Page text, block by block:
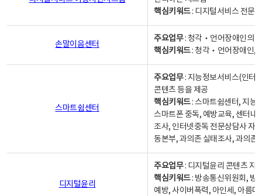
핵심키워드: 디지털서비스 전문
손말이음센터
주요업무: 청각‧언어장애인의
핵심키워드: 청각‧언어장애인,
스마트쉼센터
주요업무: 지능정보서비스(인터
콘텐츠 등을 제공
핵심키워드: 스마트쉼센터, 지능
스마트폰 중독, 예방교육, 센터내
조사, 인터넷중독 전문상담사 자
동본부, 과의존 실태조사, 과의존
디지털윤리
주요업무: 디지털윤리 콘텐츠 지
핵심키워드: 방송통신위원회, 방
예방, 사이버폭력, 아인세, 아름